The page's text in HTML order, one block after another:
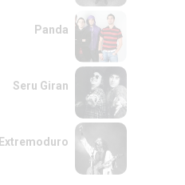
Panda
Seru Giran
Extremoduro